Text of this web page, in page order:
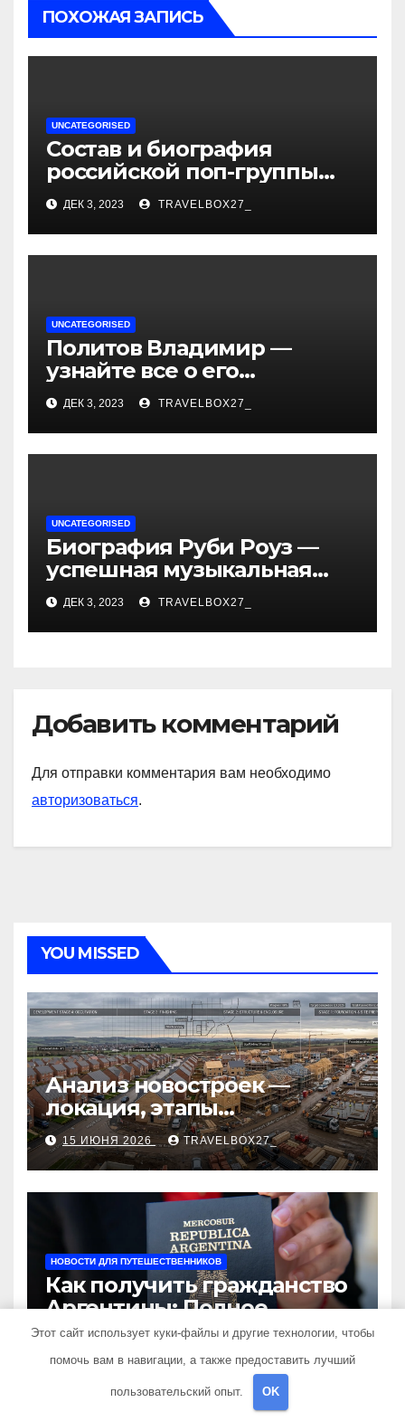
ПОХОЖАЯ ЗАПИСЬ
UNCATEGORISED
Состав и биография
российской поп-группы
«Иванушки интернешнл»
— история успеха, музыка
и судьбы участников
ДЕК 3, 2023 TRAVELBOX27_
UNCATEGORISED
Политов Владимир —
узнайте все о его
биографии, возрасте и
впечатляющих
достижениях!
ДЕК 3, 2023 TRAVELBOX27_
UNCATEGORISED
Биография Руби Роуз —
успешная музыкальная
карьера, личная жизнь и
знаковые достижения
ДЕК 3, 2023 TRAVELBOX27_
Добавить комментарий
Для отправки комментария вам необходимо
авторизоваться.
YOU MISSED
Анализ новостроек —
локация, этапы
строительства, проверка
застройщика, сценарии
оформления сделки и
рыночные ориентиры
15 ИЮНЯ 2026 TRAVELBOX27_
НОВОСТИ ДЛЯ ПУТЕШЕСТВЕННИКОВ
Как получить гражданство
Аргентины: Полное
руководство
30 СЕНТЯБРЯ 2024 TRAVELBOX27_
Этот сайт использует куки-файлы и другие технологии, чтобы
помочь вам в навигации, а также предоставить лучший
пользовательский опыт. OK